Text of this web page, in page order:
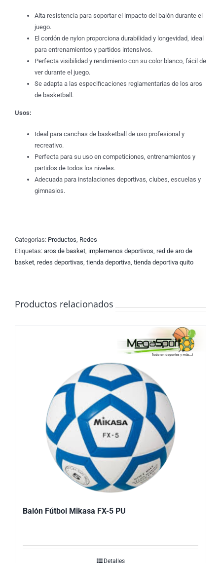
Alta resistencia para soportar el impacto del balón durante el
juego.
El cordón de nylon proporciona durabilidad y longevidad, ideal
para entrenamientos y partidos intensivos.
Perfecta visibilidad y rendimiento con su color blanco, fácil de
ver durante el juego.
Se adapta a las especificaciones reglamentarias de los aros
de basketball.
Usos:
Ideal para canchas de basketball de uso profesional y
recreativo.
Perfecta para su uso en competiciones, entrenamientos y
partidos de todos los niveles.
Adecuada para instalaciones deportivas, clubes, escuelas y
gimnasios.
Categorías: Productos Redes
Etiquetas: aros de basket implemenos deportivos red de aro de
basket redes deportivas tienda deportiva tienda deportiva quito
Productos relacionados
Balón Fútbol Mikasa FX-5 PU
Detalles